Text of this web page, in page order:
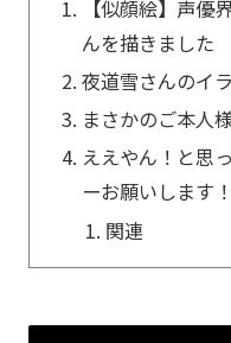
【似顔絵】声優
んを描きました
夜道雪さんのイ
まさかのご本人
ええやん！と思
ーお願いします！
関連